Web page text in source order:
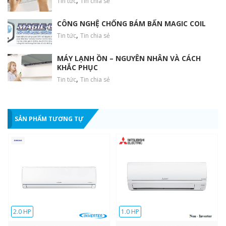
khí đa năng:
– Plasmaster™ Ionizer++: Công nghệ ion Plasmaster™ Ionizer++
giúp loại bỏ đến 99.9% vi khuẩn, virus, nấm mốc và các tác nhân
an toàn cho sức khỏe hô hấp.
CÔNG NGHỆ CHỐNG BÁM BẨN MAGIC COIL
Tin tức, Tin chia sẻ
MÁY LẠNH ỒN – NGUYÊN NHÂN VÀ CÁCH
KHẮC PHỤC
Tin tức, Tin chia sẻ
SẢN PHẨM TƯƠNG TỰ
2.0 HP 1.0 HP